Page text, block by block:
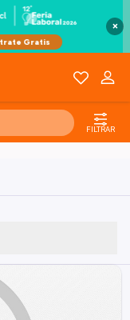
×
FILTRAR